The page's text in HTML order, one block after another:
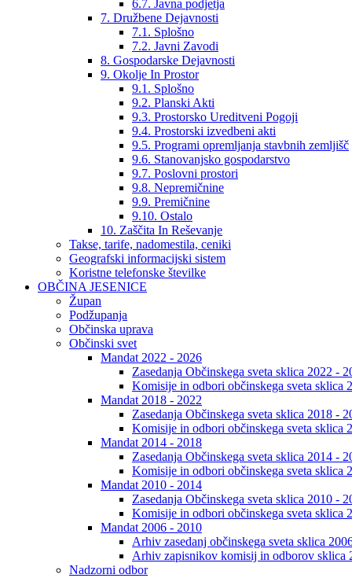
6.7. Javna podjetja
7. Družbene Dejavnosti
7.1. Splošno
7.2. Javni Zavodi
8. Gospodarske Dejavnosti
9. Okolje In Prostor
9.1. Splošno
9.2. Planski Akti
9.3. Prostorsko Ureditveni Pogoji
9.4. Prostorski izvedbeni akti
9.5. Programi opremljanja stavbnih zemljišč
9.6. Stanovanjsko gospodarstvo
9.7. Poslovni prostori
9.8. Nepremičnine
9.9. Premičnine
9.10. Ostalo
10. Zaščita In Reševanje
Takse, tarife, nadomestila, ceniki
Geografski informacijski sistem
Koristne telefonske številke
OBČINA JESENICE
Župan
Podžupanja
Občinska uprava
Občinski svet
Mandat 2022 - 2026
Zasedanja Občinskega sveta sklica 2022 -
Komisije in odbori občinskega sveta sklica
Mandat 2018 - 2022
Zasedanja Občinskega sveta sklica 2018 -
Komisije in odbori občinskega sveta sklica
Mandat 2014 - 2018
Zasedanja Občinskega sveta sklica 2014 -
Komisije in odbori občinskega sveta sklica
Mandat 2010 - 2014
Zasedanja Občinskega sveta sklica 2010 -
Komisije in odbori občinskega sveta sklica
Mandat 2006 - 2010
Arhiv zasedanj občinskega sveta sklica
Arhiv zapisnikov komisij in odborov sklica
Nadzorni odbor